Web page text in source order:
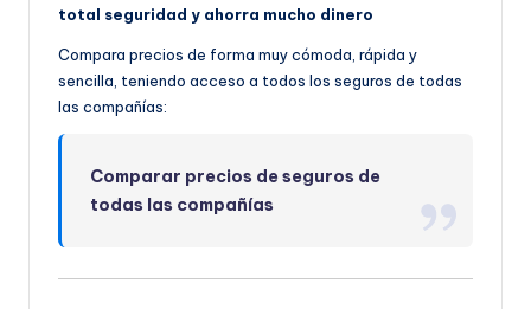
total seguridad y ahorra mucho dinero
Compara precios de forma muy cómoda, rápida y
sencilla, teniendo acceso a todos los seguros de todas
las compañías:
Comparar precios de seguros de
todas las compañías